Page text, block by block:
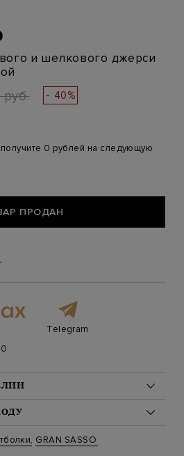
и шелкового джерси
- 40%
0 рублей на следующую
ПРОДАН
Telegram
45%
модели размер 48
запрещено
, GRAN SASSO